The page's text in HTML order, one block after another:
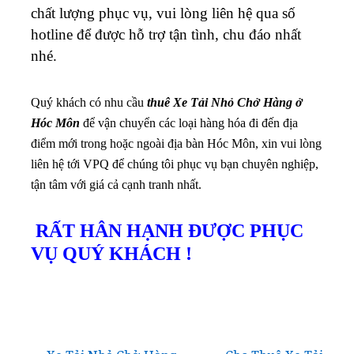
chất lượng phục vụ, vui lòng liên hệ qua số
hotline để được hỗ trợ tận tình, chu đáo nhất
nhé.
Quý khách có nhu cầu thuê Xe Tải Nhỏ Chở Hàng ở
Hóc Môn để vận chuyển các loại hàng hóa đi đến địa
điểm mới trong hoặc ngoài địa bàn Hóc Môn, xin vui lòng
liên hệ tới VPQ để chúng tôi phục vụ bạn chuyên nghiệp,
tận tâm với giá cả cạnh tranh nhất.
RẤT HÂN HẠNH ĐƯỢC PHỤC
VỤ QUÝ KHÁCH !